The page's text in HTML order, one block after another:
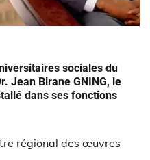
sociales du
Jean Birane GNING, le
dans ses fonctions
régional des œuvres